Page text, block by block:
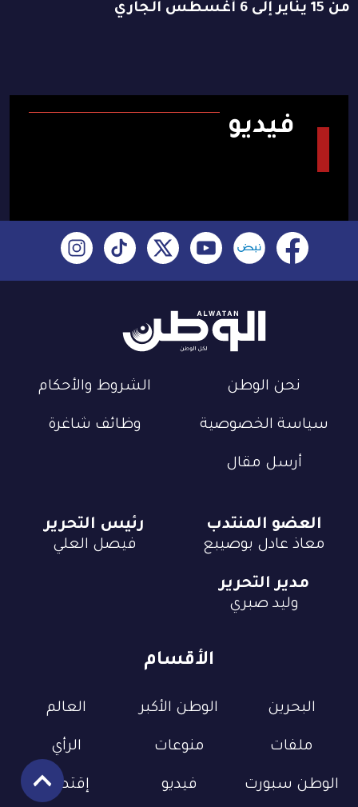
من 15 يناير إلى 6 أغسطس الجاري
فيديو
نحن الوطن الشروط والأحكام
سياسة الخصوصية وظائف شاغرة
أرسل مقال
الأقسام
البحرين الوطن الأكبر العالم
ملفات منوعات الرأي
الوطن سبورت فيديو إقتصاد
العضو المنتدب
معاذ عادل بوصيبع
رئيس التحرير
فيصل العلي
مدير التحرير
وليد صبري